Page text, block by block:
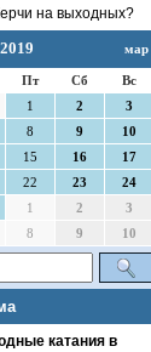
на выходных?
мар
Пт Сб
Вс
1 2
3
8 9
10
15 16
17
22 23
24
1 2
3
8 9 10
катания в